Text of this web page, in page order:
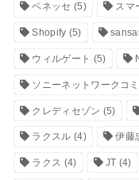
ベネッセ (5) スマ
Shopify (5)
ウィルゲート (5)
ソニーネットワークコ
クレディセゾン (5)
ラクスル (4) 伊藤
ラクス (4) JT (4)